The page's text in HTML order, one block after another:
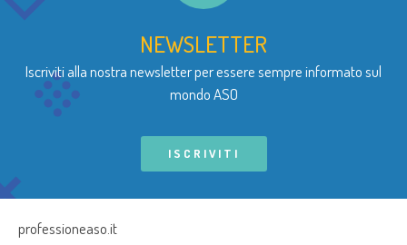
NEWSLETTER
Iscriviti alla nostra newsletter per essere sempre informato sul
mondo ASO
ISCRIVITI
professioneaso.it